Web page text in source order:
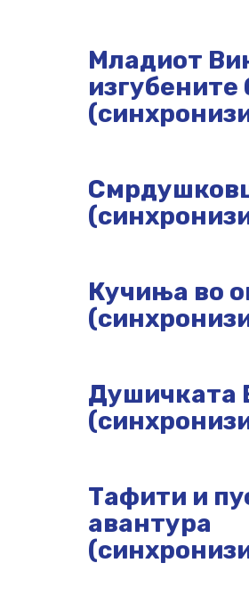
Младиот
изгубените
Кучиња во
Душичката
Тафити и
авантура